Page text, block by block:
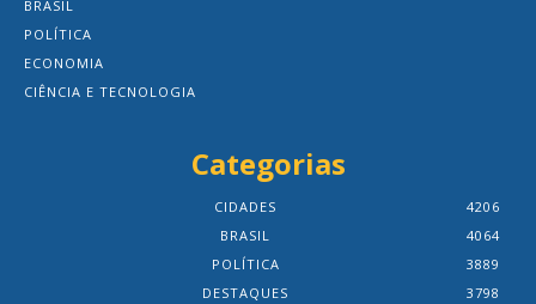
BRASIL
POLÍTICA
ECONOMIA
CIÊNCIA E TECNOLOGIA
Categorias
CIDADES
4206
BRASIL
4064
POLÍTICA
3889
DESTAQUES
3798